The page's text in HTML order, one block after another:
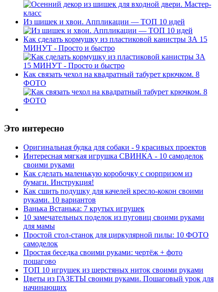
Из шишек и хвои. Аппликации — ТОП 10 идей
Как сделать кормушку из пластиковой канистры ЗА 15
МИНУТ - Просто и быстро
Как связать чехол на квадратный табурет крючком. 8
ФОТО
Это интересно
Оригинальная будка для собаки - 9 красивых проектов
Интересная мягкая игрушка СВИНКА - 10 самоделок
своими руками
Как сделать маленькую коробочку с сюрпризом из
бумаги. Инструкция!
Как сшить подушку для качелей кресло-кокон своими
руками. 10 вариантов
Ванька Встанька: 7 крутых игрушек
10 замечательных поделок из пуговиц своими руками
для мамы
Простой стол-станок для циркулярной пилы: 10 ФОТО
самоделок
Простая беседка своими руками: чертёж + фото
пошагово
ТОП 10 игрушек из шерстяных ниток своими руками
Цветы из ГАЗЕТЫ своими руками. Пошаговый урок для
начинающих